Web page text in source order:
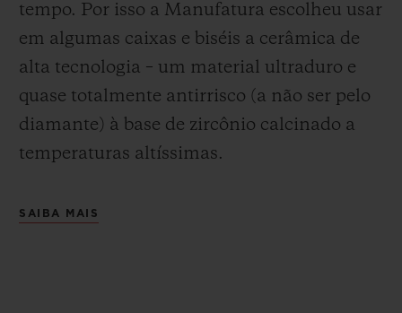
tempo. Por isso a Manufatura escolheu usar
em algumas caixas e biséis a cerâmica de
alta tecnologia – um material ultraduro e
quase totalmente antirrisco (a não ser pelo
diamante) à base de zircônio calcinado a
temperaturas altíssimas.
SAIBA MAIS